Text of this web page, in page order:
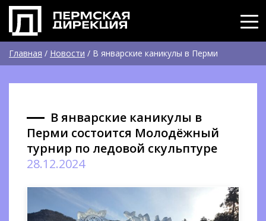
Главная / Новости / В январские каникулы в Перми
В январские каникулы в
Перми состоится Молодёжный
турнир по ледовой скульптуре
28.12.2024